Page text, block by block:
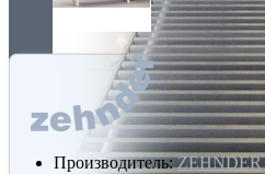
Производитель:ZEHNDER